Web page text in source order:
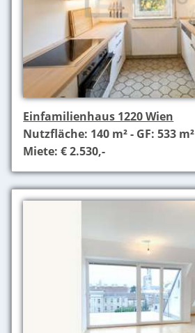
Einfamilienhaus 1220 Wien
Nutzfläche: 140 m² - GF: 533 m²
Miete: € 2.530,-